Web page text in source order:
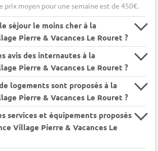
prix moyen pour une semaine est de 450€.
séjour le moins cher à la
Pierre & Vacances Le Rouret ?
avis des internautes à la
Pierre & Vacances Le Rouret ?
logements sont proposés à la
Pierre & Vacances Le Rouret ?
services et équipements proposés
Village Pierre & Vacances Le